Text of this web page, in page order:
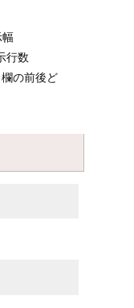
行数
の前後ど